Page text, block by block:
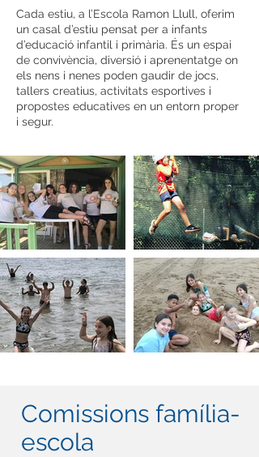
Cada estiu, a l’Escola Ramon Llull, oferim
un casal d’estiu pensat per a infants
d’educació infantil i primària. És un espai
de convivència, diversió i aprenentatge on
els nens i nenes poden gaudir de jocs,
tallers creatius, activitats esportives i
propostes educatives en un entorn proper
i segur.
Comissions família-
escola